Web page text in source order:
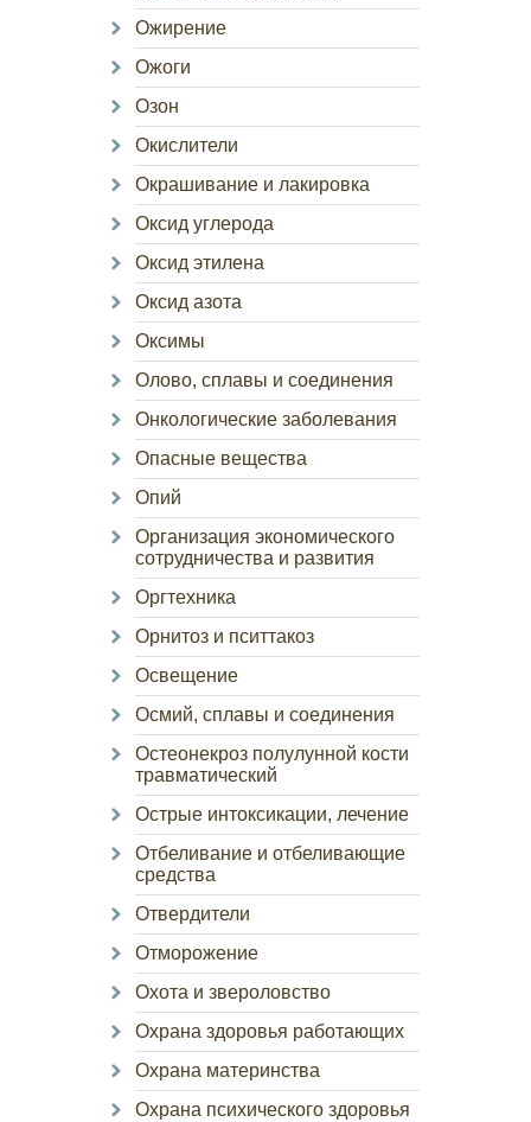
Ожирение
Ожоги
Озон
Окислители
Окрашивание и лакировка
Оксид углерода
Оксид этилена
Оксид азота
Оксимы
Олово, сплавы и соединения
Онкологические заболевания
Опасные вещества
Опий
Организация экономического
сотрудничества и развития
Оргтехника
Орнитоз и пситтакоз
Освещение
Осмий, сплавы и соединения
Остеонекроз полулунной кости
травматический
Острые интоксикации, лечение
Отбеливание и отбеливающие
средства
Отвердители
Отморожение
Охота и звероловство
Охрана здоровья работающих
Охрана материнства
Охрана психического здоровья